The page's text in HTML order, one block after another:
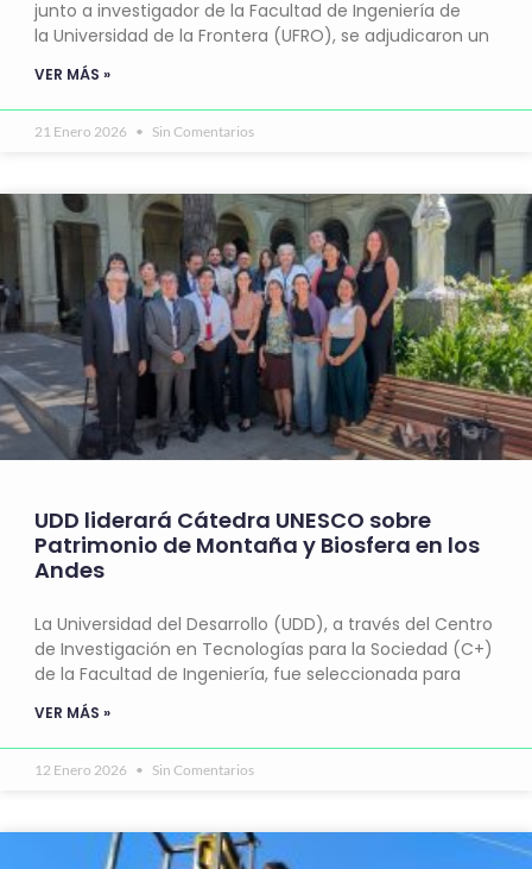
junto a investigador de la Facultad de Ingeniería de
la Universidad de la Frontera (UFRO), se adjudicaron un
VER MÁS »
21 Enero 2026 Sin Comentarios
UDD liderará Cátedra UNESCO sobre
Patrimonio de Montaña y Biosfera en los
Andes
La Universidad del Desarrollo (UDD), a través del Centro
de Investigación en Tecnologías para la Sociedad (C+)
de la Facultad de Ingeniería, fue seleccionada para
VER MÁS »
12 Enero 2026 Sin Comentarios